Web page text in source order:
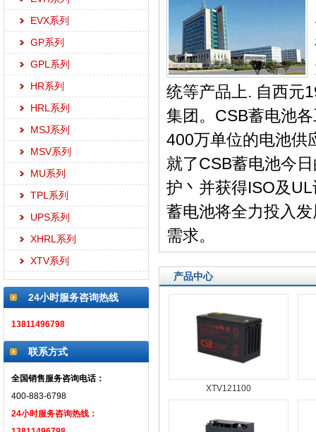
EVX系列
GP系列
GPL系列
HR系列
HRL系列
MSJ系列
MSV系列
MU系列
TPL系列
UPS系列
XHRL系列
XTV系列
24小时服务咨询热线
13811496798
联系方式
全国销售服务咨询电话：
400-883-6798
24小时服务咨询热线：
统等产品上. 自西元
集团。CSB蓄电池
400万单位的电池供
就了CSB蓄电池今
护丶并获得ISO及
蓄电池将全力投入
需求。
产品中心
XTV121100